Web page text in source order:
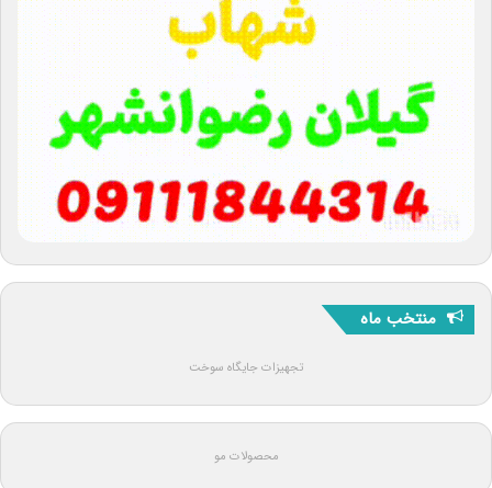
منتخب ماه
تجهیزات جایگاه سوخت
محصولات مو